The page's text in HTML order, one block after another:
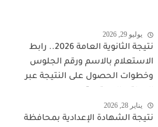
يوليو 29, 2026
نتيجة الثانوية العامة 2026.. رابط
الاستعلام بالاسم ورقم الجلوس
وخطوات الحصول على النتيجة عبر
يناير 28, 2026
نتيجة الشهادة الإعدادية بمحافظة